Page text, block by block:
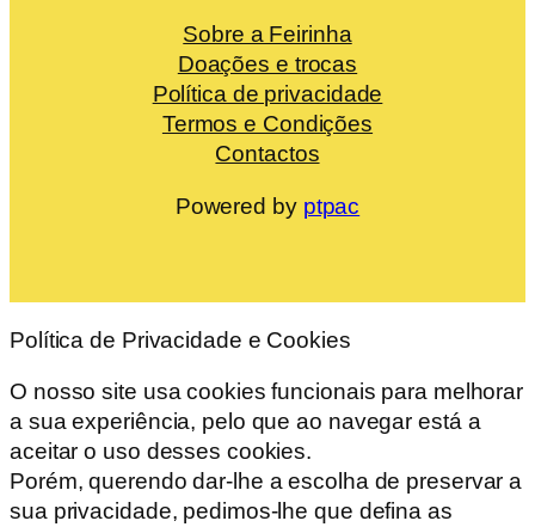
Sobre a Feirinha
Doações e trocas
Política de privacidade
Termos e Condições
Contactos
Powered by ptpac
Política de Privacidade e Cookies
O nosso site usa cookies funcionais para melhorar
a sua experiência, pelo que ao navegar está a
aceitar o uso desses cookies.
Porém, querendo dar-lhe a escolha de preservar a
sua privacidade, pedimos-lhe que defina as